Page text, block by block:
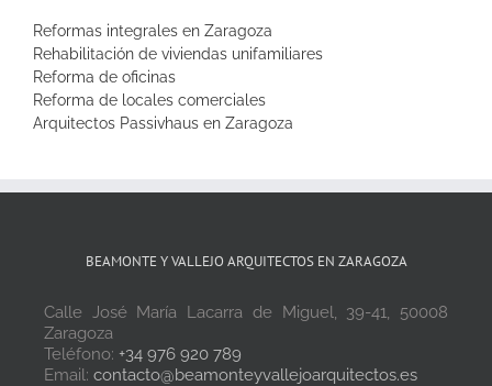
Reformas integrales en Zaragoza
Rehabilitación de viviendas unifamiliares
Reforma de oficinas
Reforma de locales comerciales
Arquitectos Passivhaus en Zaragoza
BEAMONTE Y VALLEJO ARQUITECTOS EN ZARAGOZA
Calle José María Lacarra de Miguel, 39-41, 50008
Zaragoza
Teléfono: +34 976 920 789
Email: contacto@beamonteyvallejoarquitectos.es